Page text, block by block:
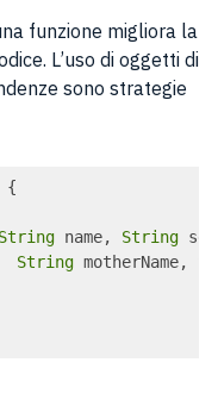
funzione migliora la
L’uso di oggetti di
sono strategie
{
String name, String
String motherName,